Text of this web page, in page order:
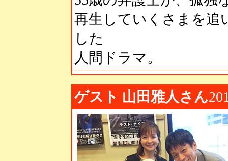
再生していくさまを追
した
人間ドラマ。
ゲスト 山田雅人さん